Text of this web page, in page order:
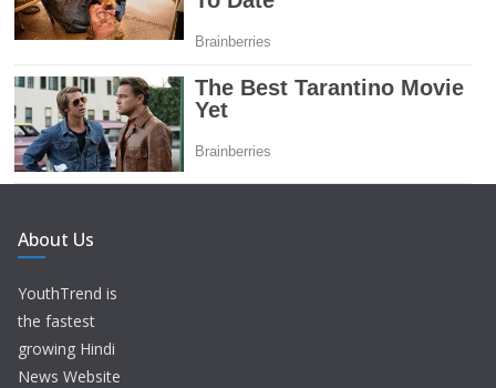
About Us
YouthTrend is
the fastest
growing Hindi
News Website